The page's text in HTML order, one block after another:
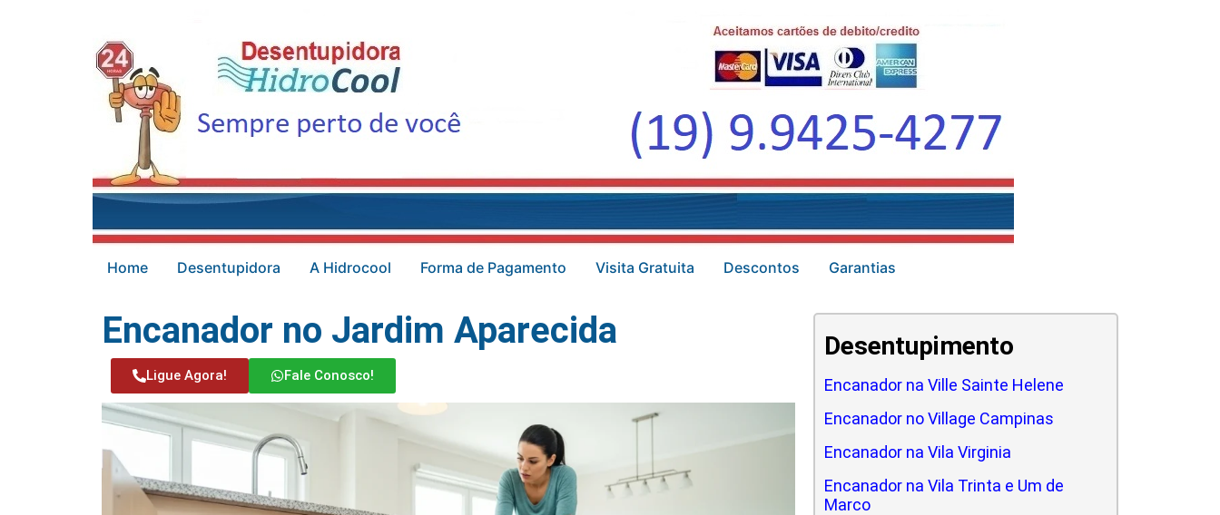
Home Desentupidora A Hidrocool Forma de Pagamento Visita Gratuita Descontos Garantias
Encanador no Jardim Aparecida
Ligue Agora! Fale Conosco!
Desentupimento
Encanador na Ville Sainte Helene
Encanador no Village Campinas
Encanador na Vila Virginia
Encanador na Vila Trinta e Um de
Marco